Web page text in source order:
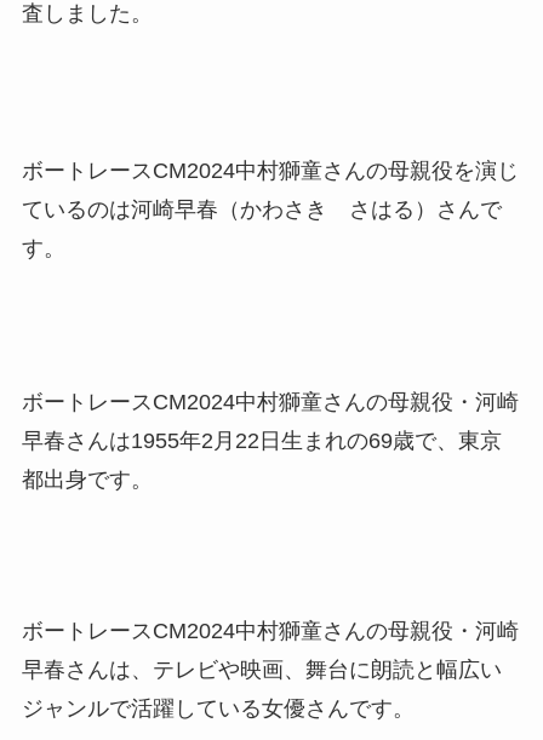
査しました。
ボートレースCM2024中村獅童さんの母親役を演じ
ているのは河崎早春（かわさき さはる）さんで
す。
ボートレースCM2024中村獅童さんの母親役・河崎
早春さんは1955年2月22日生まれの69歳で、東京
都出身です。
ボートレースCM2024中村獅童さんの母親役・河崎
早春さんは、テレビや映画、舞台に朗読と幅広い
ジャンルで活躍している女優さんです。